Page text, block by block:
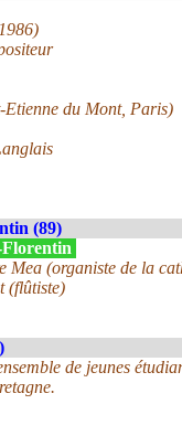
Etienne du Mont, Paris)
(89)
Florentin
Mea (organiste de la
(flûtiste)
de jeunes